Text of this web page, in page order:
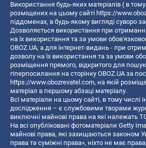
Використання будь-яких матеріалів ( в
розміщених на цьому сайті https://
піддоменах, в будь-якому вигляді суворо
Дозволяється використання при
на їх використання та за умови
OBOZ.UA, а для інтернет-видань - при
дозволу на їх використання та за умови
розміщення прямого, відкритого для
гіперпосилання на сторінку OBOZ.UA за
https://www.obozrevatel.com, на якій
матеріал в першому абзаці матеріалу.
Всі матеріали на цьому сайті, в тому числі
дослідження – є службовими творами
виключні майнові права на які належать
На всі опубліковані фотоматеріали Getty
майнові права, які захищаються законом
права та суміжні права», ніхто не має